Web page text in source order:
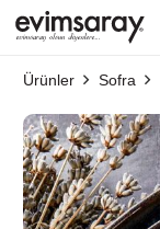
Ürünler Sofra